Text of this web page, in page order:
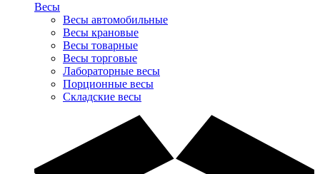
Весы
Весы автомобильные
Весы крановые
Весы товарные
Весы торговые
Лабораторные весы
Порционные весы
Складские весы